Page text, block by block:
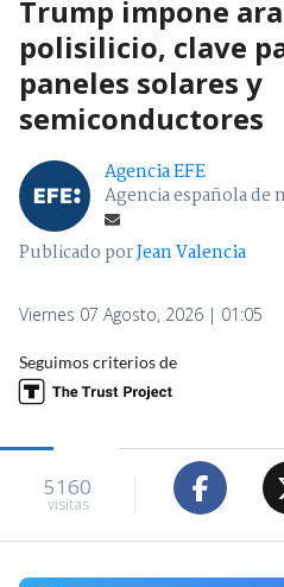
Trump impone
polisilicio, clave
paneles solares y
semiconductores
Agencia EFE
Agencia española de
Publicado porJean Valencia
Viernes 07 Agosto, 2026 | 01:05
Seguimos criterios de
5160
visitas